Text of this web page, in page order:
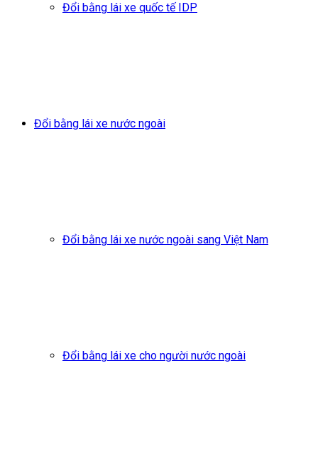
Đổi bằng lái xe quốc tế IDP
Đổi bằng lái xe nước ngoài
Đổi bằng lái xe nước ngoài sang Việt Nam
Đổi bằng lái xe cho người nước ngoài